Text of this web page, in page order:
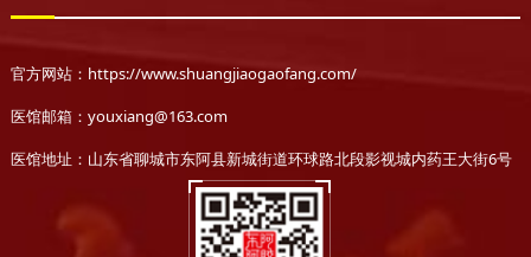
官方网站：https://www.shuangjiaogaofang.com/
医馆邮箱：youxiang@163.com
医馆地址：山东省聊城市东阿县新城街道环球路北段影视城内药王大街6号